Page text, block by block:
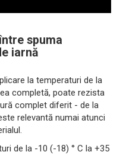
spuma
iarnă
la temperaturi de la
completă, poate rezista
complet diferit - de la
relevantă numai atunci
de la -10 (-18) ° C la +35